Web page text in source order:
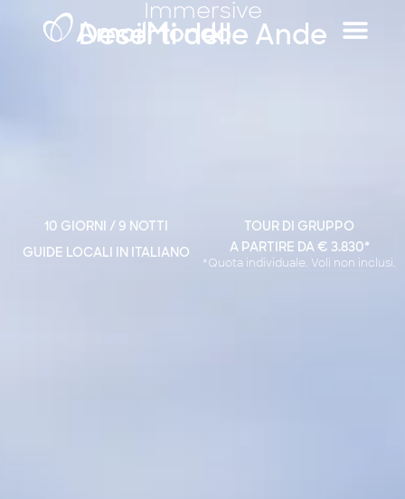
Immersive
Deserti delle Ande
10 GIORNI / 9 NOTTI
TOUR DI GRUPPO
GUIDE LOCALI IN ITALIANO
A PARTIRE DA € 3.830*
*Quota individuale. Voli non inclusi.